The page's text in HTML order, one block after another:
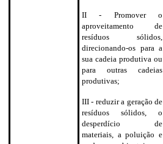
II - Promover o
aproveitamento de
resíduos sólidos,
direcionando-os para a
sua cadeia produtiva ou
para outras cadeias
produtivas;
III - reduzir a geração de
resíduos sólidos, o
desperdício de
materiais, a poluição e